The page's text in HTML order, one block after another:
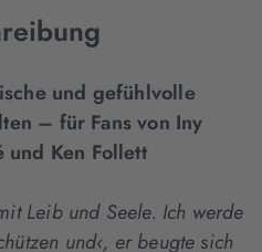
und gefühlvolle
– für Fans von Iny
und Ken Follett
Leib und Seele. Ich werde
und‹, er beugte sich